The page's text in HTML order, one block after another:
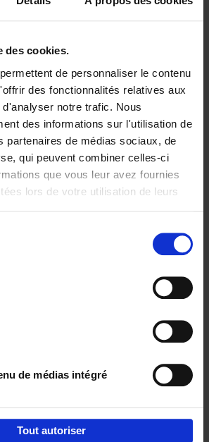
des cookies.
de personnaliser le contenu
des fonctionnalités relatives aux
notre trafic. Nous
des informations sur l'utilisation de
partenaires de médias sociaux, de
qui peuvent combiner celles-ci
que vous leur avez fournies
lors de votre utilisation de leurs
de médias intégré
Tout autoriser
Building Bonds = Building
Business
Jochen Roef Jozefien De Feyter
Carolien Boom
Couverture souple
2025 200
€29,99
Digital marketing like a PRO -
completely revised edition (EN)